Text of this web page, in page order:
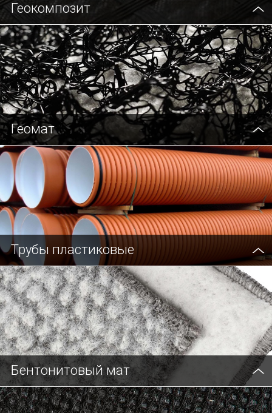
Геокомпозит
Геомат
Трубы пластиковые
Бентонитовый мат